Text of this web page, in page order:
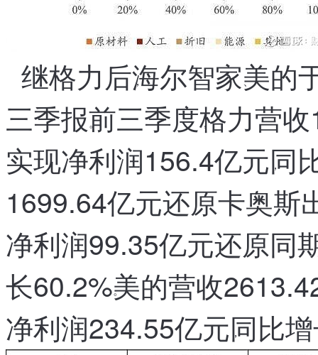
尤
其
家
电
业，
营
成
本
85%
左
右
都
由
铜、
继格力后，
海尔智家 、
美的
三季报。
前三季度，
格力营
实现净利润156.4亿元 ，
同
1699.64亿元，
还原卡奥斯
净利润99.35亿元，
还原同
长60.2%。
美的营收
净利润234.55亿元 ，
同比